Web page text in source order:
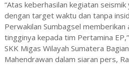
“Atas keberhasilan kegiatan
dengan target waktu dan tanpa
Perwakilan Sumbagsel
tingginya kepada tim Pertamina
SKK Migas Wilayah Sumatera
Mahendrawan dalam siaran pers,